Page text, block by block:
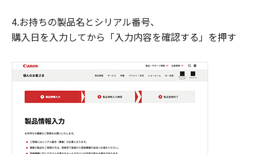
4.お持ちの製品名とシリアル番号、
購入日を入力してから「入力内容を確認する」を押す